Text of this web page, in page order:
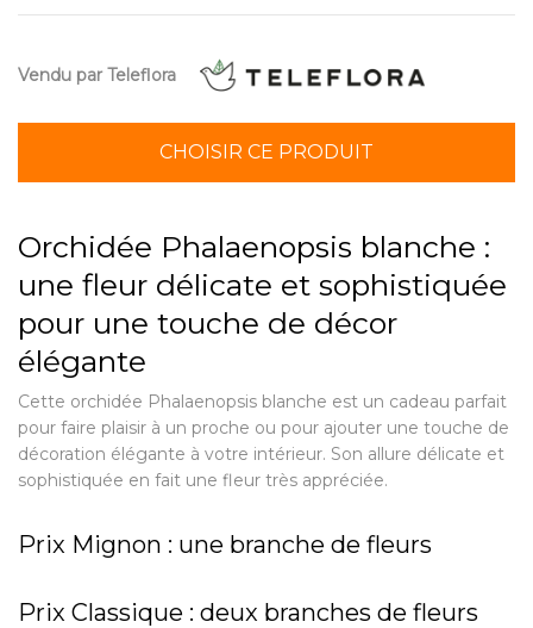
Vendu par Teleflora
CHOISIR CE PRODUIT
Orchidée Phalaenopsis blanche :
une fleur délicate et sophistiquée
pour une touche de décor
élégante
Cette orchidée Phalaenopsis blanche est un cadeau parfait
pour faire plaisir à un proche ou pour ajouter une touche de
décoration élégante à votre intérieur. Son allure délicate et
sophistiquée en fait une fleur très appréciée.
Prix Mignon : une branche de fleurs
Prix Classique : deux branches de fleurs